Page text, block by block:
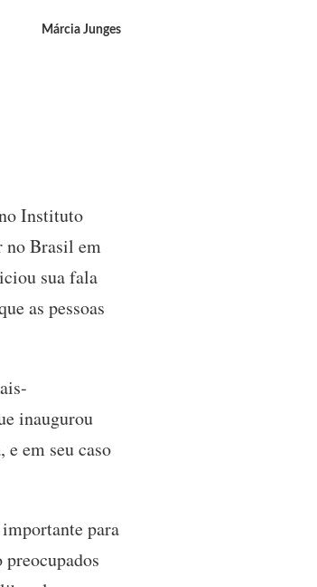
Márcia Junges
Instituto
no Brasil em
sua fala
as pessoas
inaugurou
em seu caso
para